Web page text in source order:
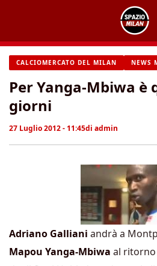
contenuto
CALCIOMERCATO DEL MILAN NEWS
Per Yanga-Mbiwa è
giorni
27 Luglio 2012 - 11:45di admin
Adriano Galliani andrà a
Mapou Yanga-Mbiwa al